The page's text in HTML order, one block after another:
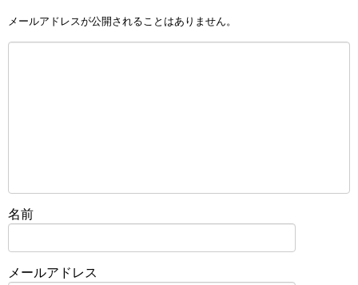
メールアドレスが公開されることはありません。
名前
メールアドレス